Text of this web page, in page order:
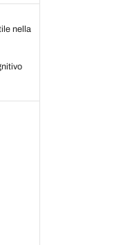
nella